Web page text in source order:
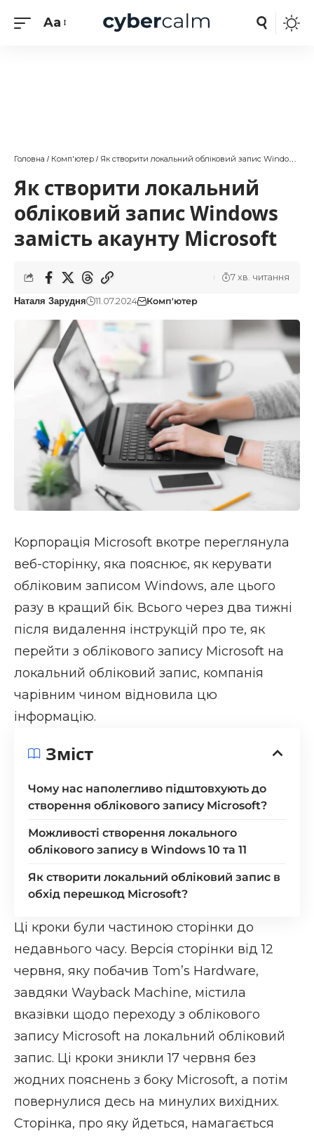
Aa
Головна / Комп'ютер / Як створити локальний обліковий запис Windows замість акаунту Microsoft
Як створити локальний
обліковий запис Windows
замість акаунту Microsoft
Наталя Зарудня 11.07.2024 Комп'ютер
7 хв. читання
Корпорація Microsoft вкотре переглянула
веб-сторінку, яка пояснює, як керувати
обліковим записом Windows, але цього
разу в кращий бік. Всього через два тижні
після видалення інструкцій про те, як
перейти з облікового запису Microsoft на
локальний обліковий запис, компанія
чарівним чином відновила цю
інформацію.
Зміст
Чому нас наполегливо підштовхують до
створення облікового запису Microsoft?
Можливості створення локального
облікового запису в Windows 10 та 11
Як створити локальний обліковий запис в
обхід перешкод Microsoft?
Ці кроки були частиною сторінки до
недавнього часу. Версія сторінки від 12
червня, яку побачив Tom’s Hardware,
завдяки Wayback Machine, містила
вказівки щодо переходу з облікового
запису Microsoft на локальний обліковий
запис. Ці кроки зникли 17 червня без
жодних пояснень з боку Microsoft, а потім
повернулися десь на минулих вихідних.
Сторінка, про яку йдеться, намагається